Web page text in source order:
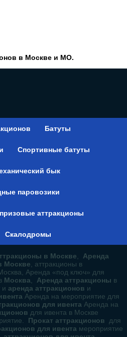
в Москве и МО.
Батуты
Спортивные батуты
бык
паровозики
аттракционы
Скалодромы
в Москве, Аренда
Москве, аттракционы в
Аренда «под ключ» для
Москва, Аренда аттракционы в
и аренда аттракционов и
Аренда на мероприятие для
для ивента Аренда на
для ивента в Москве
Прокат аттракционов для
для ивента мероприятие